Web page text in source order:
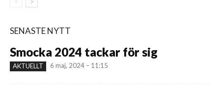
SENASTE NYTT
Smocka 2024 tackar för sig
AKTUELLT 6 maj, 2024 – 11:15